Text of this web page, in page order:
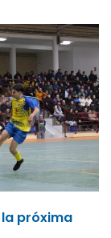
la próxima